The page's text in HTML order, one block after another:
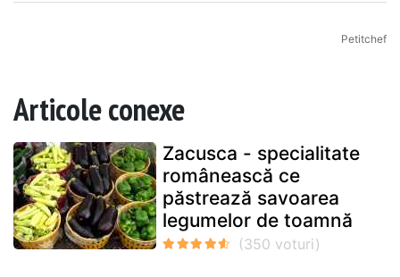
Petitchef
Articole conexe
Zacusca - specialitate
românească ce
păstrează savoarea
legumelor de toamnă